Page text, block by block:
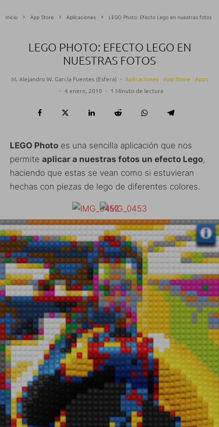
Inicio App Store Aplicaciones LEGO Photo: Efecto Lego en nuestras fotos
LEGO PHOTO: EFECTO LEGO EN
NUESTRAS FOTOS
M. Alejandro W. García Fuentes (Esfera) · Aplicaciones App Store
Apps
· 4 enero, 2010 · 1 Minuto de lectura
LEGO Photo es una sencilla aplicación que nos
permite aplicar a nuestras fotos un efecto Lego,
haciendo que estas se vean como si estuvieran
hechas con piezas de lego de diferentes colores.